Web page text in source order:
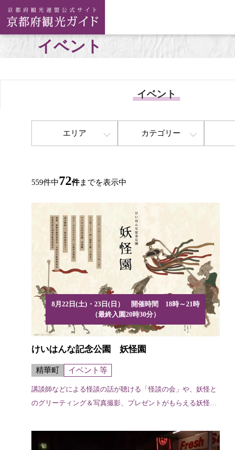
イベント
イベント
エリア カテゴリー
559件中72件までを表示中
8月22日(土)・23日(日） 開催時間 18時～21時
（最終入園20時30分）
けいはんな記念公園 妖怪園
精華町 イベント等
講談師などによる怪談の話が聴ける「怪談の会」や、妖怪と
のグリーティング＆写真撮影、プレゼントがもらえる妖怪ラ